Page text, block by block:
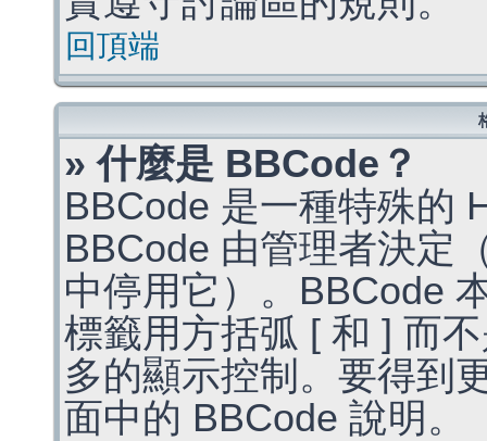
回頂端
» 什麼是 BBCode？
BBCode 是一種特殊的
BBCode 由管理者決定
中停用它）。BBCode
標籤用方括弧 [ 和 ] 而
多的顯示控制。要得到
面中的 BBCode 說明。